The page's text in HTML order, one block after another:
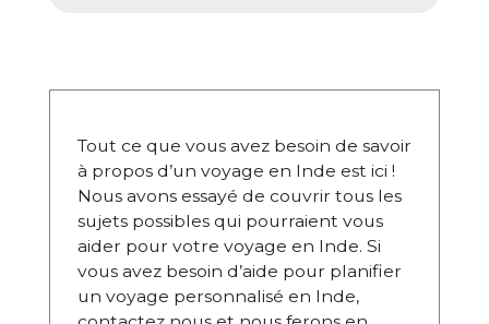
Tout ce que vous avez besoin de savoir
à propos d’un voyage en Inde est ici !
Nous avons essayé de couvrir tous les
sujets possibles qui pourraient vous
aider pour votre voyage en Inde. Si
vous avez besoin d’aide pour planifier
un voyage personnalisé en Inde,